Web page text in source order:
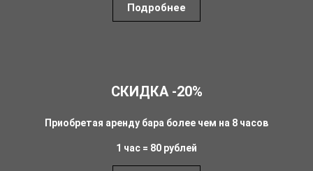
Подробнее
СКИДКА -20%
Приобретая аренду бара более чем на 8 часов
1 час = 80 рублей